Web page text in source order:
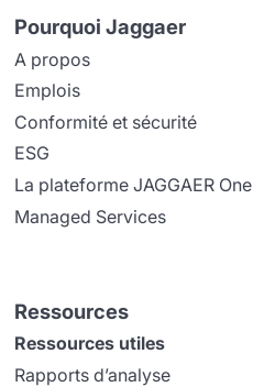
Pourquoi Jaggaer
A propos
Emplois
Conformité et sécurité
ESG
La plateforme JAGGAER One
Managed Services
Ressources
Ressources utiles
Rapports d’analyse